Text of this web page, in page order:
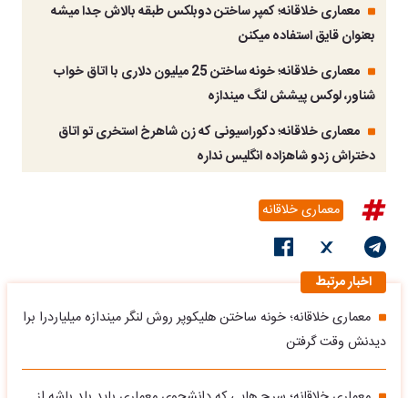
معماری خلاقانه؛ کمپر ساختن دوبلکس طبقه بالاش جدا میشه
بعنوان قایق استفاده میکنن
معماری خلاقانه؛ خونه ساختن 25 میلیون دلاری با اتاق خواب
شناور، لوکس پیشش لنگ میندازه
معماری خلاقانه؛ دکوراسیونی که زن شاهرخ استخری تو اتاق
دختراش زدو شاهزاده انگلیس نداره
معماری خلاقانه
اخبار مرتبط
معماری خلاقانه؛ خونه ساختن هلیکوپر روش لنگر میندازه میلیاردرا برا
دیدنش وقت گرفتن